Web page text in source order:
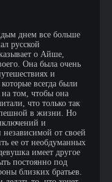
днем все больше
русской
о Айше,
Она была очень
и
всегда были
на том, чтобы она
что только так
в жизни. Но
и
независимой от своей
ее от необдуманных
имеет другое
постоянно под
близких братьев.